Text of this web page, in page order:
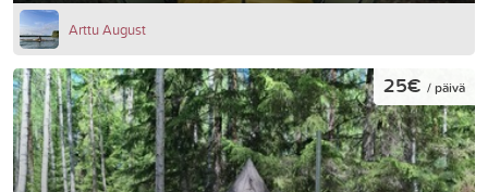
Arttu August
25€ / päivä